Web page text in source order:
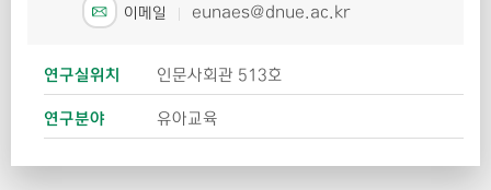
이메일 eunaes@dnue.ac.kr
연구실위치
인문사회관 513호
연구분야
유아교육